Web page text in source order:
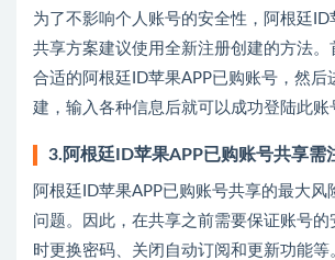
为了不影响个人账号的安全性，阿根廷ID
共享方案建议使用全新注册创建的方法。
合适的阿根廷ID苹果APP已购账号，然后
建，输入各种信息后就可以成功登陆此账
3.阿根廷ID苹果APP已购账号共享需
阿根廷ID苹果APP已购账号共享的最大风
问题。因此，在共享之前需要保证账号的
时更换密码、关闭自动订阅和更新功能等